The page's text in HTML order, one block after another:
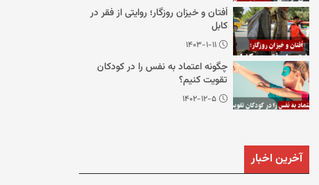
اُفتان و خیزان روزگار؛ روایتی از فقر در
کابل
۱۴۰۳-۱-۱۱
چگونه اعتماد به نفس را در کودکان
تقویت کنیم؟
۱۴۰۲-۱۲-۵
آخرین اخبار